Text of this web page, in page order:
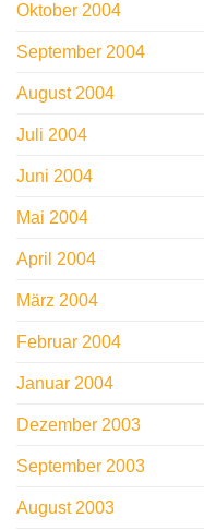
Oktober 2004
September 2004
August 2004
Juli 2004
Juni 2004
Mai 2004
April 2004
März 2004
Februar 2004
Januar 2004
Dezember 2003
September 2003
August 2003